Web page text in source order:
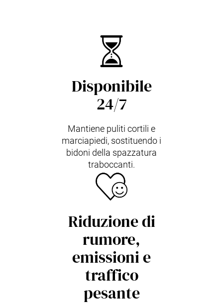
Disponibile
24/7
Mantiene puliti cortili e
marciapiedi, sostituendo i
bidoni della spazzatura
traboccanti.
Riduzione di
rumore,
emissioni e
traffico
pesante